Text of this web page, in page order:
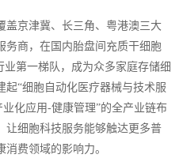
盖京津冀、长三角、粤港澳三大
务商，在国内胎盘间充质干细胞
第一梯队，成为众多家庭存储细
起“细胞自动化医疗器械与技术服
化应用-健康管理”的全产业链布
让细胞科技服务能够触达更多普
费领域的影响力。